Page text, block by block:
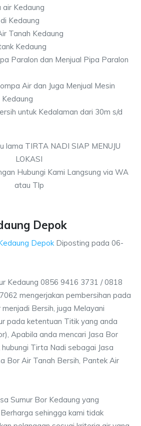
air Kedaung
Kedaung
Tanah Kedaung
Kedaung
Paralon dan Menjual Pipa Paralon
Air dan Juga Menjual Mesin
untuk Kedalaman dari 30m s/d
lama TIRTA NADI SIAP MENUJU
LOKASI
Hubungi Kami Langsung via WA
atau Tlp
Depok
Depok Diposting pada 06-
Kedaung 0856 9416 3731 / 0818
mengerjakan pembersihan pada
Bersih, juga Melayani
pada ketentuan Titik yang anda
Apabila anda mencari Jasa Bor
Tirta Nadi sebagai Jasa
Bor Air Tanah Bersih, Pantek Air
Sumur Bor Kedaung yang
sehingga kami tidak